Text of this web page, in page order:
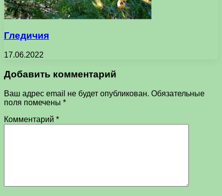
Гледичия
17.06.2022
Добавить комментарий
Ваш адрес email не будет опубликован. Обязательные
поля помечены *
Комментарий *